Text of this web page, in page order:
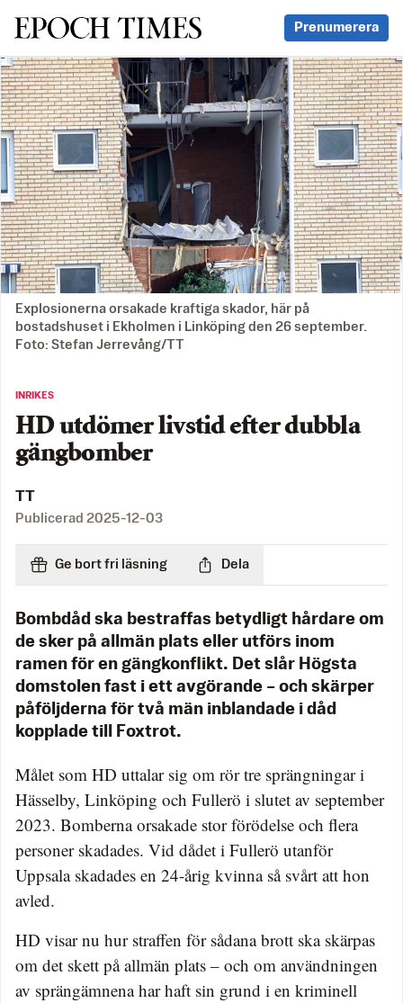
Svenska Epoch Times Prenumerera
Explosionerna orsakade kraftiga skador, här på
bostadshuset i Ekholmen i Linköping den 26 september.
Foto: Stefan Jerrevång/TT
INRIKES
HD utdömer livstid efter dubbla
gängbomber
TT
Publicerad 2025-12-03
Ge bort fri läsning Dela
Bombdåd ska bestraffas betydligt hårdare om
de sker på allmän plats eller utförs inom
ramen för en gängkonflikt. Det slår Högsta
domstolen fast i ett avgörande – och skärper
påföljderna för två män inblandade i dåd
kopplade till Foxtrot.
Målet som HD uttalar sig om rör tre sprängningar i
Hässelby, Linköping och Fullerö i slutet av september
2023. Bomberna orsakade stor förödelse och flera
personer skadades. Vid dådet i Fullerö utanför
Uppsala skadades en 24-årig kvinna så svårt att hon
avled.
HD visar nu hur straffen för sådana brott ska skärpas
om det skett på allmän plats – och om användningen
av sprängämnena har haft sin grund i en kriminell